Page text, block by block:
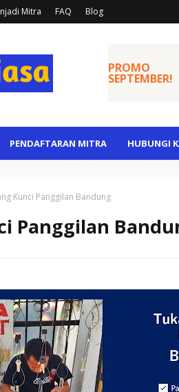
Mitra FAQ Blog
PROMO
SEPTEMBER!
PENDAFTARAN MITRA HUBUNGI
Kunci Panggilan Bandung
Panggilan